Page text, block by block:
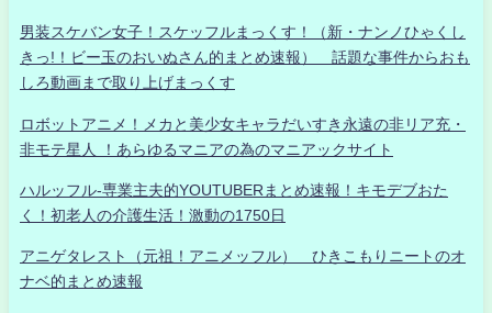
男装スケバン女子！スケッフルまっくす！（新・ナンノひゃくし
きっ!！ビー玉のおいぬさん的まとめ速報） 話題な事件からおも
しろ動画まで取り上げまっくす
ロボットアニメ！メカと美少女キャラだいすき永遠の非リア充・
非モテ星人 ！あらゆるマニアの為のマニアックサイト
ハルッフル-専業主夫的YOUTUBERまとめ速報！キモデブおた
く！初老人の介護生活！激動の1750日
アニゲタレスト（元祖！アニメッフル） ひきこもりニートのオ
ナベ的まとめ速報